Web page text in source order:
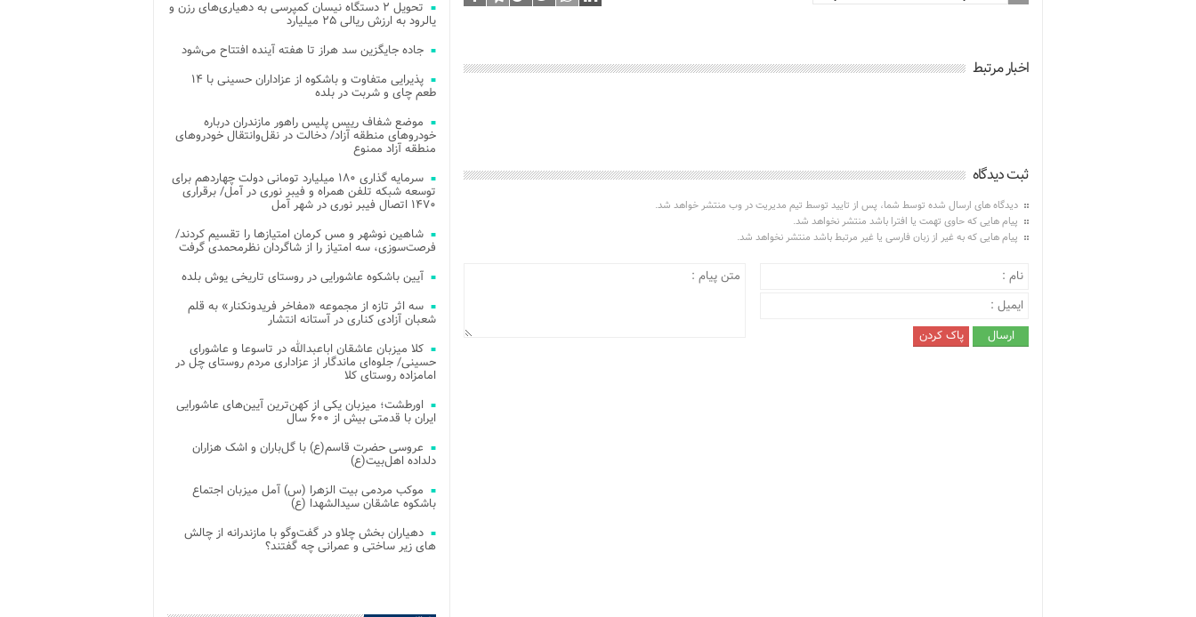
اخبار مرتبط
ثبت دیدگاه
دیدگاه های ارسال شده توسط شما، پس از تایید توسط تیم مدیریت در وب منتشر خواهد شد.
پیام هایی که حاوی تهمت یا افترا باشد منتشر نخواهد شد.
پیام هایی که به غیر از زبان فارسی یا غیر مرتبط باشد منتشر نخواهد شد.
تحویل ۲ دستگاه نیسان کمپرسی به دهیاری‌های رزن و
یالرود به ارزش ریالی ۲۵ میلیارد
جاده جایگزین سد هراز تا هفته آینده افتتاح می‌شود
پذیرایی متفاوت و باشکوه از عزاداران حسینی با ۱۴
طعم چای و شربت در بلده
موضع شفاف رییس پلیس راهور مازندران درباره
خودروهای منطقه آزاد/ دخالت در نقل‌وانتقال خودروهای
منطقه آزاد ممنوع
سرمایه گذاری ۱۸۰ میلیارد تومانی دولت چهاردهم برای
توسعه شبکه تلفن همراه و فیبر نوری در آمل/ برقراری
۱۴۷۰ اتصال فیبر نوری در شهر آمل
شاهین نوشهر و مس کرمان امتیازها را تقسیم کردند/
فرصت‌سوزی، سه امتیاز را از شاگردان نظرمحمدی گرفت
آیین باشکوه عاشورایی در روستای تاریخی یوش بلده
سه اثر تازه از مجموعه «مفاخر فریدونکنار» به قلم
شعبان آزادی کناری در آستانه انتشار
کلا میزبان عاشقان اباعبدالله در تاسوعا و عاشورای
حسینی/ جلوه‌ای ماندگار از عزاداری مردم روستای چل در
امامزاده روستای کلا
اورطشت؛ میزبان یکی از کهن‌ترین آیین‌های عاشورایی
ایران با قدمتی بیش از ۶۰۰ سال
عروسی حضرت قاسم(ع) با گل‌باران و اشک هزاران
دلداده اهل‌بیت(ع)
موکب مردمی بیت‌ الزهرا (س) آمل میزبان اجتماع
باشکوه عاشقان سیدالشهدا (ع)
دهیاران بخش چلاو در گفت‌وگو با مازندرانه از چالش
های زیر ساختی و عمرانی چه گفتند؟